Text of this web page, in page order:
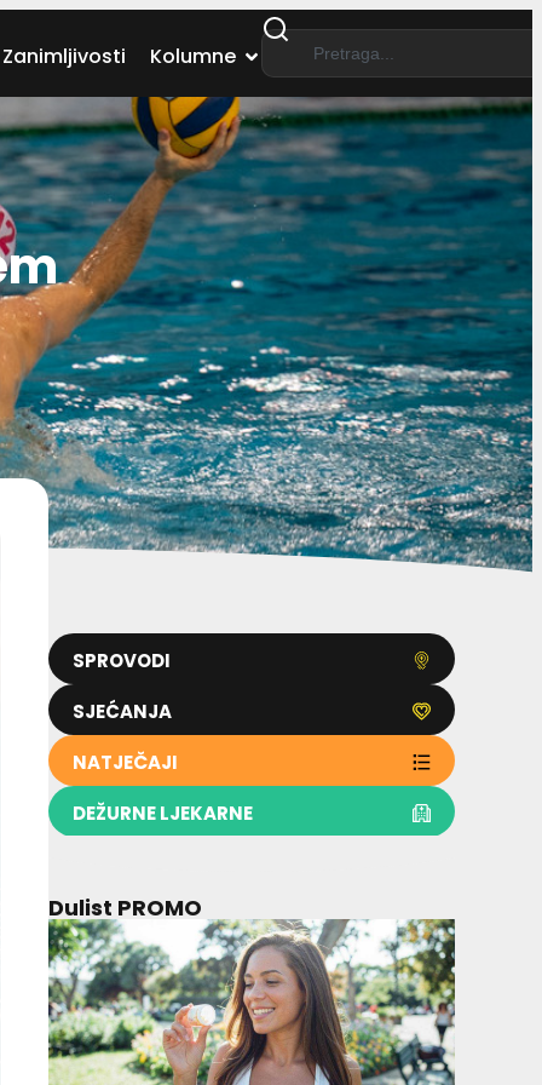
Zanimljivosti Kolumne
SPROVODI
SJEĆANJA
NATJEČAJI
DEŽURNE LJEKARNE
Dulist PROMO